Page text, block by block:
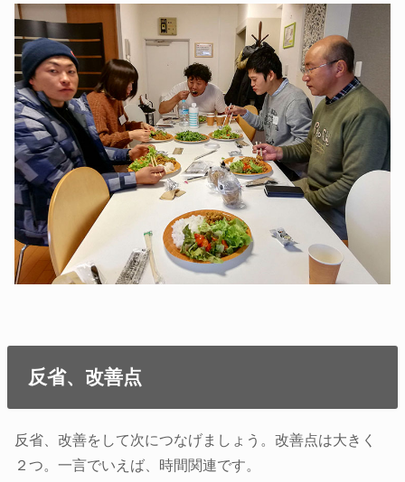
反省、改善点
反省、改善をして次につなげましょう。改善点は大きく
２つ。一言でいえば、時間関連です。